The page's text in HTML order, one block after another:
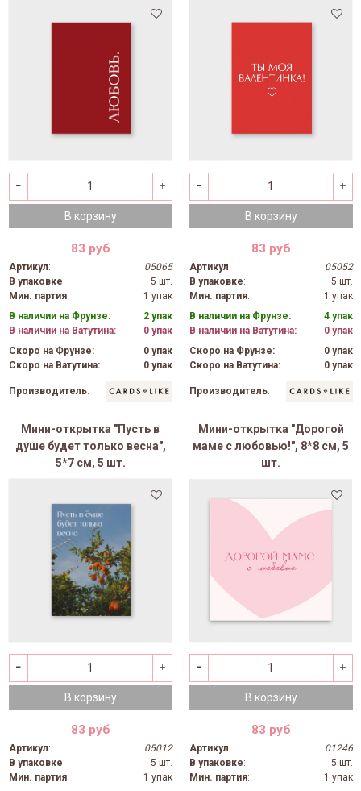
В корзину
83 руб
Артикул:
05065
В упаковке:
5 шт.
Мин. партия:
1 упак
В наличии на Фрунзе:
2 упак
В наличии на Ватутина:
0 упак
Скоро на Фрунзе:
0 упак
Скоро на Ватутина:
0 упак
Производитель:
В корзину
83 руб
Артикул:
05052
В упаковке:
5 шт.
Мин. партия:
1 упак
В наличии на Фрунзе:
4 упак
В наличии на Ватутина:
0 упак
Скоро на Фрунзе:
0 упак
Скоро на Ватутина:
0 упак
Производитель:
Мини-открытка "Пусть в
душе будет только весна",
5*7 см, 5 шт.
В корзину
83 руб
Артикул:
05012
В упаковке:
5 шт.
Мин. партия: 1 упак
Мини-открытка "Дорогой
маме с любовью!", 8*8 см, 5
шт.
В корзину
83 руб
Артикул:
01246
В упаковке:
5 шт.
Мин. партия: 1 упак